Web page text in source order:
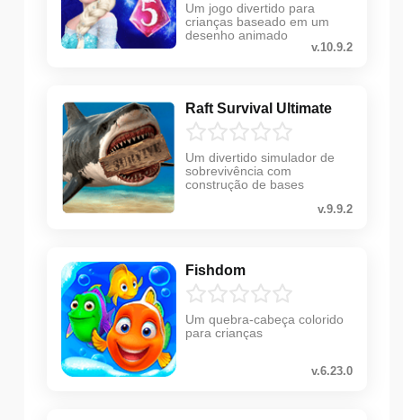
Um jogo divertido para
crianças baseado em um
desenho animado
v.10.9.2
Raft Survival Ultimate
Um divertido simulador de
sobrevivência com
construção de bases
v.9.9.2
Fishdom
Um quebra-cabeça colorido
para crianças
v.6.23.0